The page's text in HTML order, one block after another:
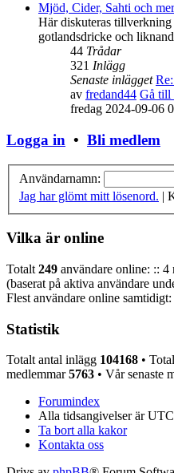
Mjöd, Cider, Sahti och mer
Här diskuteras
gotlandsdricke och
44 Trådar
321 Inlägg
Senaste inlägget
av fredand44 Gå till
fredag 2024-09-06
Logga in • Bli medlem
Användarnamn:
Jag har glömt mitt lösenord. |
Vilka är online
Totalt 249 användare online: :: 4
(baserat på aktiva användare
Flest användare online samtidigt:
Statistik
Totalt antal inlägg 104168 •
medlemmar5763 • Vår senaste
Forumindex
Alla tidsangivelser är
Ta bort alla kakor
Kontakta oss